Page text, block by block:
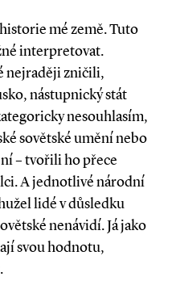
mé země. Tuto
interpretovat.
nejraději zničili,
nástupnický stát
nesouhlasím,
sovětské umění nebo
– tvořili ho přece
A jednotlivé národní
lidé v důsledku
nenávidí. Já jako
svou hodnotu,